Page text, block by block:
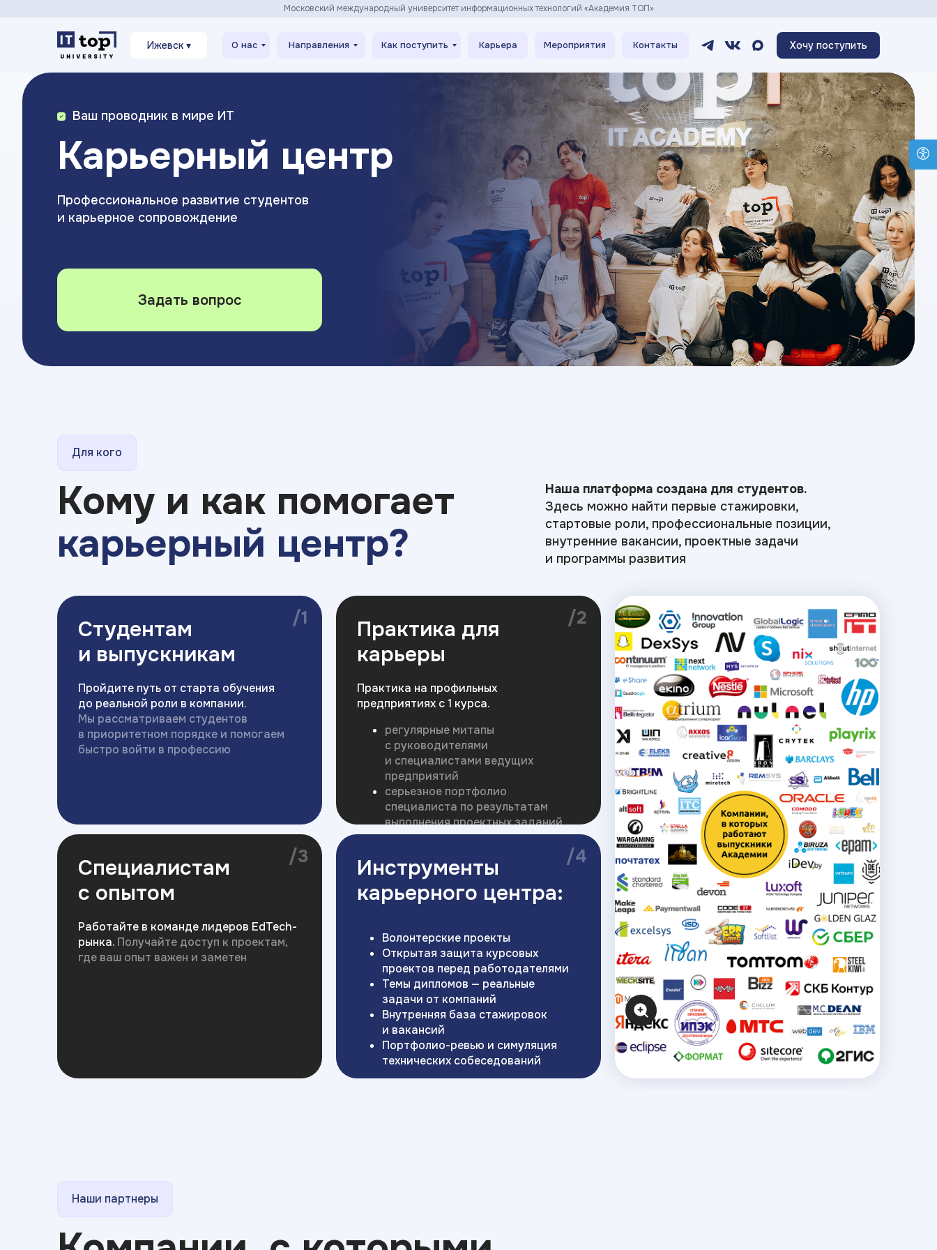
Ижевск ▾ Карьера Мероприятия
О нас Направления Как поступить Контакты Хочу поступить
Московский международный университет информационных технологий «Академия ТОП»
Карьерный центр
Профессиональное развитие студентов
и карьерное сопровождение
Ваш проводник в мире ИТ
Задать вопрос
Для кого
Наша платформа создана для студентов.
Здесь можно найти первые стажировки,
стартовые роли, профессиональные позиции,
внутренние вакансии, проектные задачи
и программы развития
Кому и как помогает
карьерный центр?
Студентам
и выпускникам
Пройдите путь от старта обучения
до реальной роли в компании.
Мы рассматриваем студентов
в приоритетном порядке и помогаем
быстро войти в профессию
/1
Специалистам
с опытом
Работайте в команде лидеров EdTech-
рынка. Получайте доступ к проектам,
где ваш опыт важен и заметен
/3
Практика для
карьеры
Практика на профильных
предприятиях с 1 курса.
регулярные митапы
с руководителями
и специалистами ведущих
предприятий
серьезное портфолио
специалиста по результатам
выполнения проектных заданий
/2
Инструменты
карьерного центра:
Волонтерские проекты
Открытая защита курсовых
проектов перед работодателями
Темы дипломов — реальные
задачи от компаний
Внутренняя база стажировок
и вакансий
Портфолио-ревью и симуляция
технических собеседований
/4
Наши партнеры